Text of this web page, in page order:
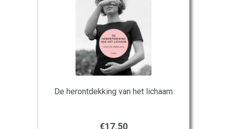
De herontdekking van het lichaam
€17,50